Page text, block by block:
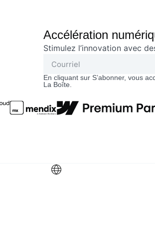
Accélération
Stimulez l’innovation avec
En cliquant sur S’abonner, vous
La Boîte.